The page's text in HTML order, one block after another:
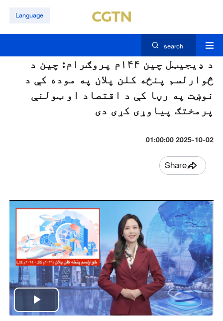
Language
search
د ډيجيټل چين ۱۴۴م پروګرام: چين د
څوارلسم پنځه کلن پلان په موده کې د
نوښت په رڼا کې د اقتصاد او ټولنې
پرمختګ پياوړی کړی دی
2025-10-02 01:00:00
Share
P